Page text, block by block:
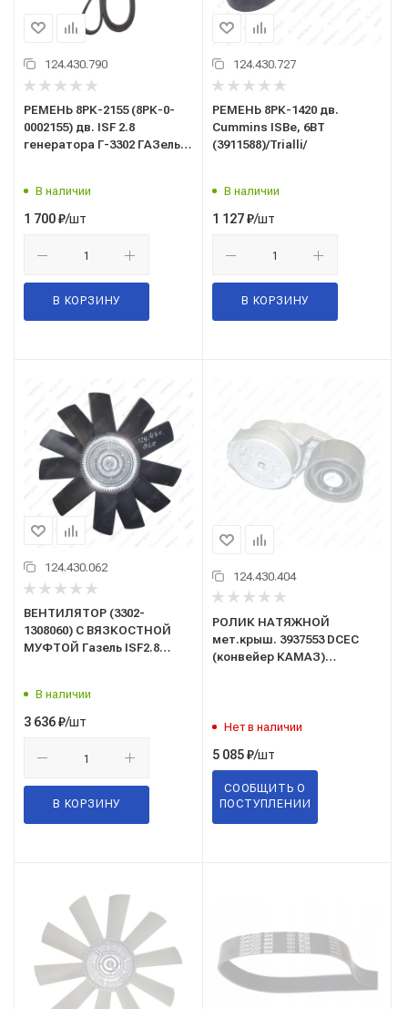
124.430.790
РЕМЕНЬ 8РК-2155 (8РК-0-
0002155) дв. ISF 2.8
генератора Г-3302 ГАЗель
В наличии
1 700₽/шт
В КОРЗИНУ
124.430.727
РЕМЕНЬ 8РК-1420 дв.
Cummins ISBe, 6BT
(3911588)/Trialli/
В наличии
1 127₽/шт
В КОРЗИНУ
124.430.062
ВЕНТИЛЯТОР (3302-
1308060) С ВЯЗКОСТНОЙ
МУФТОЙ Газель ISF2.8
В наличии
3 636₽/шт
В КОРЗИНУ
124.430.404
РОЛИК НАТЯЖНОЙ
мет.крыш. 3937553 DCEC
(конвейер КАМАЗ)
Нет в наличии
5 085₽/шт
СООБЩИТЬ О
ПОСТУПЛЕНИИ